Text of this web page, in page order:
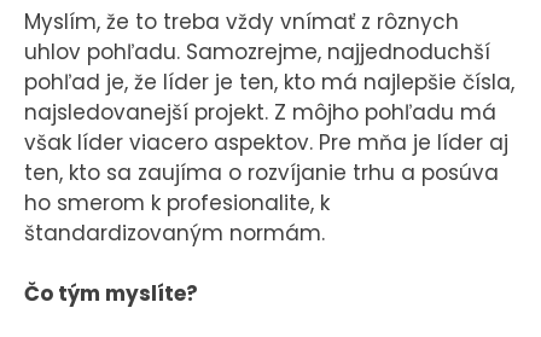
Myslím, že to treba vždy vnímať z rôznych
uhlov pohľadu. Samozrejme, najjednoduchší
pohľad je, že líder je ten, kto má najlepšie čísla,
najsledovanejší projekt. Z môjho pohľadu má
však líder viacero aspektov. Pre mňa je líder aj
ten, kto sa zaujíma o rozvíjanie trhu a posúva
ho smerom k profesionalite, k
štandardizovaným normám.
Čo tým myslíte?